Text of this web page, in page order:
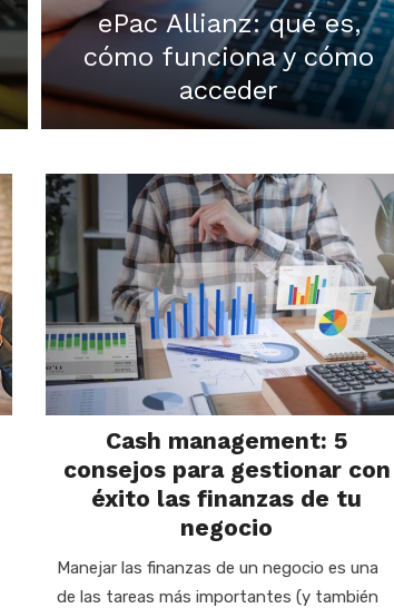
ePac Allianz: qué es,
cómo funciona y cómo
acceder
Cash management: 5
consejos para gestionar con
éxito las finanzas de tu
negocio
Manejar las finanzas de un negocio es una
de las tareas más importantes (y también